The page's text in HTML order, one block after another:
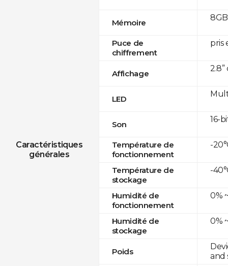
Caractéristiques
générales
Mémoire
Puce de
chiffrement
Affichage
LED
Son
Température de
fonctionnement
Température de
stockage
Humidité de
fonctionnement
Humidité de
stockage
Poids
pris
2.8”
16-
-
-
0%
0%
and